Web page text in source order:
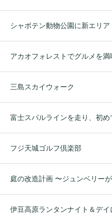
シャボテン動物公園に新エリア
アカオフォレストでグルメを満
三島スカイウォーク
富士スバルラインを走り、初
フジ天城ゴルフ倶楽部
庭の改造計画 〜ジュンベリー
伊豆高原ランタンナイト＆デ